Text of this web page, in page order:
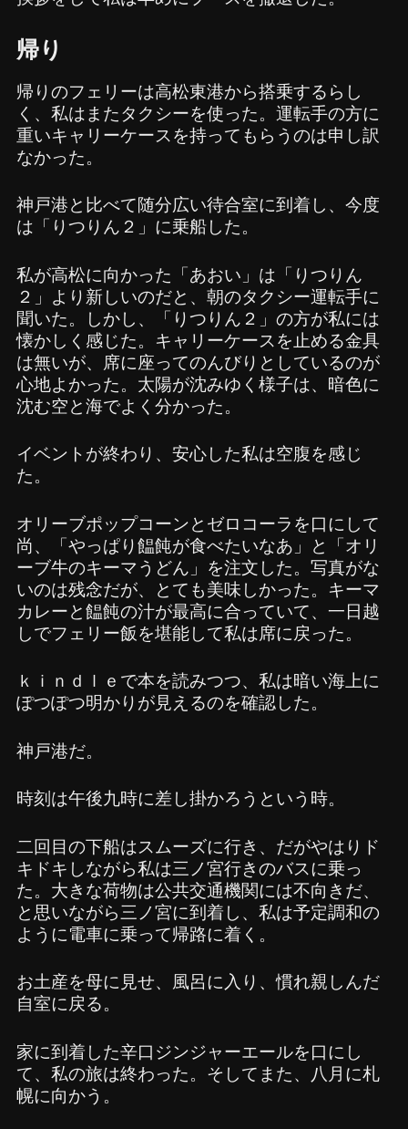
帰り
帰りのフェリーは高松東港から搭乗するらし
く、私はまたタクシーを使った。運転手の方に
重いキャリーケースを持ってもらうのは申し訳
なかった。
神戸港と比べて随分広い待合室に到着し、今度
は「りつりん２」に乗船した。
私が高松に向かった「あおい」は「りつりん
２」より新しいのだと、朝のタクシー運転手に
聞いた。しかし、「りつりん２」の方が私には
懐かしく感じた。キャリーケースを止める金具
は無いが、席に座ってのんびりとしているのが
心地よかった。太陽が沈みゆく様子は、暗色に
沈む空と海でよく分かった。
イベントが終わり、安心した私は空腹を感じ
た。
オリーブポップコーンとゼロコーラを口にして
尚、「やっぱり饂飩が食べたいなあ」と「オリ
ーブ牛のキーマうどん」を注文した。写真がな
いのは残念だが、とても美味しかった。キーマ
カレーと饂飩の汁が最高に合っていて、一日越
しでフェリー飯を堪能して私は席に戻った。
ｋｉｎｄｌｅで本を読みつつ、私は暗い海上に
ぽつぽつ明かりが見えるのを確認した。
神戸港だ。
時刻は午後九時に差し掛かろうという時。
二回目の下船はスムーズに行き、だがやはりド
キドキしながら私は三ノ宮行きのバスに乗っ
た。大きな荷物は公共交通機関には不向きだ、
と思いながら三ノ宮に到着し、私は予定調和の
ように電車に乗って帰路に着く。
お土産を母に見せ、風呂に入り、慣れ親しんだ
自室に戻る。
家に到着した辛口ジンジャーエールを口にし
て、私の旅は終わった。そしてまた、八月に札
幌に向かう。